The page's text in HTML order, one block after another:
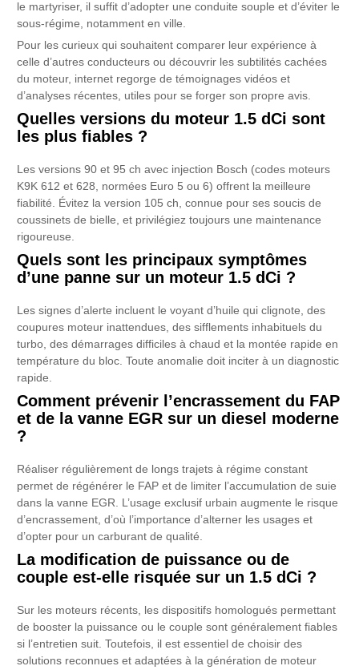
le martyriser, il suffit d’adopter une conduite souple et d’éviter le
sous-régime, notamment en ville.
Pour les curieux qui souhaitent comparer leur expérience à
celle d’autres conducteurs ou découvrir les subtilités cachées
du moteur, internet regorge de témoignages vidéos et
d’analyses récentes, utiles pour se forger son propre avis.
Quelles versions du moteur 1.5 dCi sont
les plus fiables ?
Les versions 90 et 95 ch avec injection Bosch (codes moteurs
K9K 612 et 628, normées Euro 5 ou 6) offrent la meilleure
fiabilité. Évitez la version 105 ch, connue pour ses soucis de
coussinets de bielle, et privilégiez toujours une maintenance
rigoureuse.
Quels sont les principaux symptômes
d’une panne sur un moteur 1.5 dCi ?
Les signes d’alerte incluent le voyant d’huile qui clignote, des
coupures moteur inattendues, des sifflements inhabituels du
turbo, des démarrages difficiles à chaud et la montée rapide en
température du bloc. Toute anomalie doit inciter à un diagnostic
rapide.
Comment prévenir l’encrassement du FAP
et de la vanne EGR sur un diesel moderne
?
Réaliser régulièrement de longs trajets à régime constant
permet de régénérer le FAP et de limiter l’accumulation de suie
dans la vanne EGR. L’usage exclusif urbain augmente le risque
d’encrassement, d’où l’importance d’alterner les usages et
d’opter pour un carburant de qualité.
La modification de puissance ou de
couple est-elle risquée sur un 1.5 dCi ?
Sur les moteurs récents, les dispositifs homologués permettant
de booster la puissance ou le couple sont généralement fiables
si l’entretien suit. Toutefois, il est essentiel de choisir des
solutions reconnues et adaptées à la génération de moteur